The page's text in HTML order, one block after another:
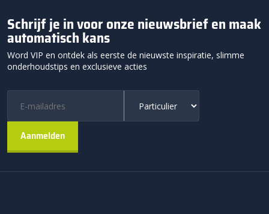
Schrijf je in voor onze nieuwsbrief en maak
automatisch kans
Word VIP en ontdek als eerste de nieuwste inspiratie, slimme
onderhoudstips en exclusieve acties